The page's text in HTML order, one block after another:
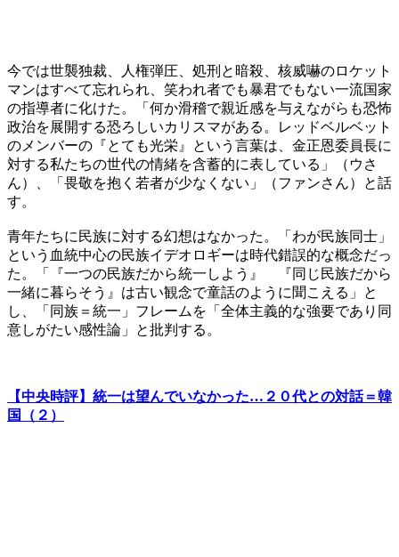
今では世襲独裁、人権弾圧、処刑と暗殺、核威嚇のロケット
マンはすべて忘れられ、笑われ者でも暴君でもない一流国家
の指導者に化けた。「何か滑稽で親近感を与えながらも恐怖
政治を展開する恐ろしいカリスマがある。レッドベルベット
のメンバーの『とても光栄』という言葉は、金正恩委員長に
対する私たちの世代の情緒を含蓄的に表している」（ウさ
ん）、「畏敬を抱く若者が少なくない」（ファンさん）と話
す。
青年たちに民族に対する幻想はなかった。「わが民族同士」
という血統中心の民族イデオロギーは時代錯誤的な概念だっ
た。「『一つの民族だから統一しよう』 『同じ民族だから
一緒に暮らそう』は古い観念で童話のように聞こえる」と
し、「同族＝統一」フレームを「全体主義的な強要であり同
意しがたい感性論」と批判する。
【中央時評】統一は望んでいなかった…２０代との対話＝韓
国（２）